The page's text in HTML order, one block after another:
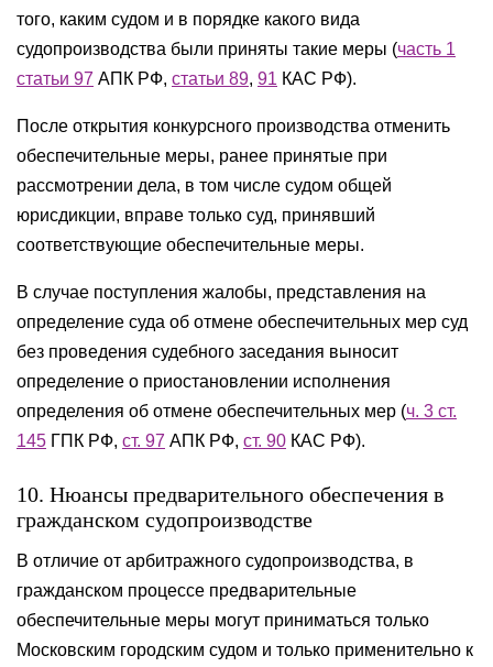
того, каким судом и в порядке какого вида
судопроизводства были приняты такие меры (часть 1
статьи 97 АПК РФ, статьи 89, 91 КАС РФ).
После открытия конкурсного производства отменить
обеспечительные меры, ранее принятые при
рассмотрении дела, в том числе судом общей
юрисдикции, вправе только суд, принявший
соответствующие обеспечительные меры.
В случае поступления жалобы, представления на
определение суда об отмене обеспечительных мер суд
без проведения судебного заседания выносит
определение о приостановлении исполнения
определения об отмене обеспечительных мер (ч. 3 ст.
145 ГПК РФ, ст. 97 АПК РФ, ст. 90 КАС РФ).
10. Нюансы предварительного обеспечения в
гражданском судопроизводстве
В отличие от арбитражного судопроизводства, в
гражданском процессе предварительные
обеспечительные меры могут приниматься только
Московским городским судом и только применительно к